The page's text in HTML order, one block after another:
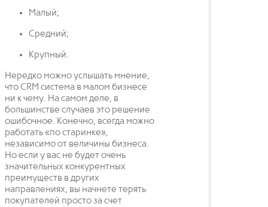
Малый;
Средний;
Крупный.
Нередко можно услышать мнение,
что CRM система в малом бизнесе
ни к чему. На самом деле, в
большинстве случаев это решение
ошибочное. Конечно, всегда можно
работать «по старинке»,
независимо от величины бизнеса.
Но если у вас не будет очень
значительных конкурентных
преимуществ в других
направлениях, вы начнете терять
покупателей просто за счет